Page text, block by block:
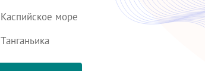
Каспийское море
Танганьика